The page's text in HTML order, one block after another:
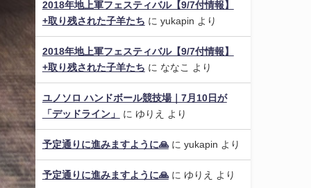
2018年地上軍フェスティバル【9/7付情報】
+取り残された子羊たち に yukapin より
2018年地上軍フェスティバル【9/7付情報】
+取り残された子羊たち に ななこ より
ユノソロ ハンドボール競技場｜7月10日が
「デッドライン」
に ゆりえ より
予定通りに進みますように🙏に yukapin より
予定通りに進みますように🙏に ゆりえ より